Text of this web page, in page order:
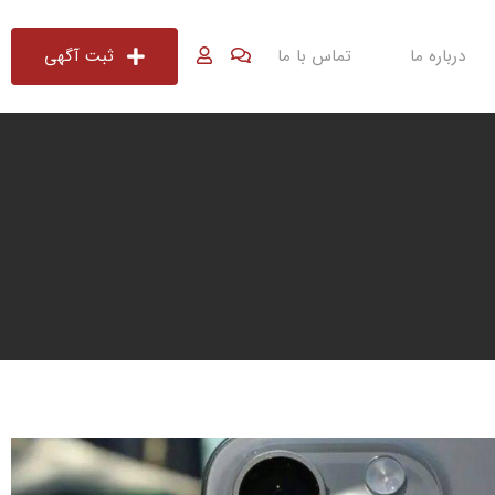
ثبت آگهی درباره ما تماس با ما